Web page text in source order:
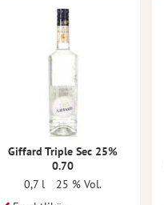
Giffard Triple Sec 25%
0.70
0,7 l
25 % Vol.